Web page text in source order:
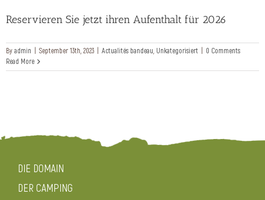
Reservieren Sie jetzt ihren Aufenthalt für 2026
By admin September 13th, 2023 Actualités bandeau, Unkategorisiert
0 Comments
Read More
DIE DOMAIN
DER CAMPING